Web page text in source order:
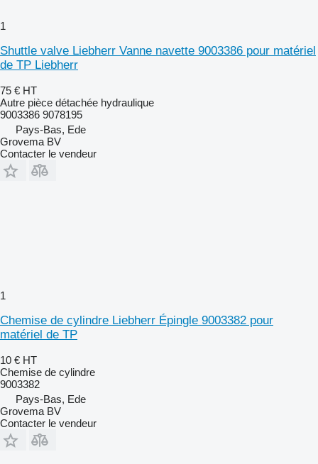
1
Shuttle valve Liebherr Vanne navette 9003386 pour matériel
de TP Liebherr
75 € HT
Autre pièce détachée hydraulique
9003386 9078195
Pays-Bas, Ede
Grovema BV
Contacter le vendeur
1
Chemise de cylindre Liebherr Épingle 9003382 pour
matériel de TP
10 € HT
Chemise de cylindre
9003382
Pays-Bas, Ede
Grovema BV
Contacter le vendeur